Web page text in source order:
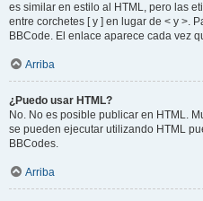
es similar en estilo al HTML, pero las
entre corchetes [ y ] en lugar de < y >.
BBCode. El enlace aparece cada vez
Arriba
¿Puedo usar HTML?
No. No es posible publicar en HTML.
se pueden ejecutar utilizando HTML
BBCodes.
Arriba